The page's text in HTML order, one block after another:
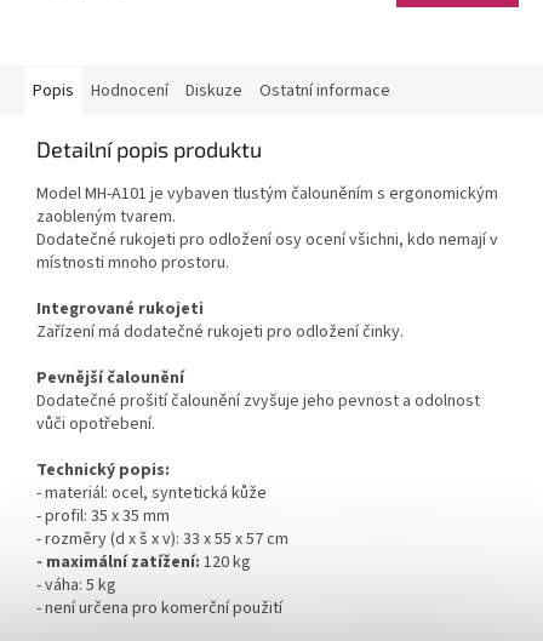
Popis Hodnocení Diskuze Ostatní informace
Detailní popis produktu
Model MH-A101 je vybaven tlustým čalouněním s ergonomickým
zaobleným tvarem.
Dodatečné rukojeti pro odložení osy ocení všichni, kdo nemají v
místnosti mnoho prostoru.
Integrované rukojeti
Zařízení má dodatečné rukojeti pro odložení činky.
Pevnější čalounění
Dodatečné prošití čalounění zvyšuje jeho pevnost a odolnost
vůči opotřebení.
Technický popis:
- materiál: ocel, syntetická kůže
- profil: 35 x 35 mm
- rozměry (d x š x v): 33 x 55 x 57 cm
- maximální zatížení: 120 kg
- váha: 5 kg
- není určena pro komerční použití